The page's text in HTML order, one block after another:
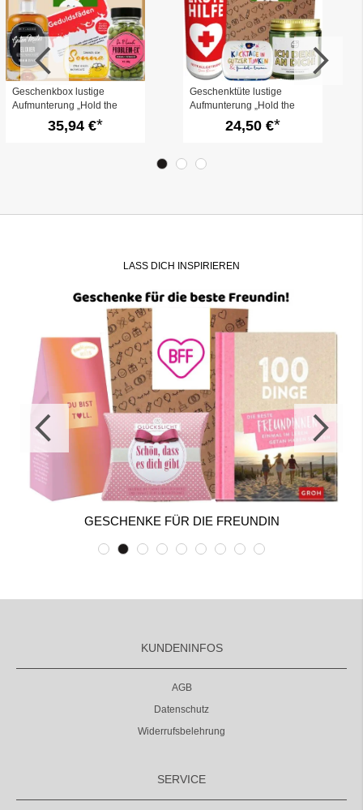
Geschenkbox lustige
Aufmunterung „Hold the
ears stiff!“ (Set 1)
35,94 €
Geschenktüte lustige
Aufmunterung „Hold the
ears stiff!“ (Set 14)
24,50 €
LASS DICH INSPIRIEREN
GESCHENKE FÜR DIE FREUNDIN
KUNDENINFOS
AGB
Datenschutz
Widerrufsbelehrung
SERVICE